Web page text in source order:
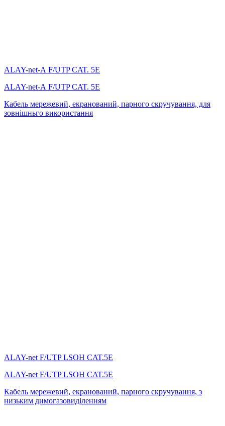
ALAY-net-А F/UTP CAT. 5E
ALAY-net-А F/UTP CAT. 5E
Кабель мережевий, екранований, парного скручування, для
зовнішньго використання
ALAY-net F/UTP LSOH CAT.5E
ALAY-net F/UTP LSOH CAT.5E
Кабель мережевий, екранований, парного скручування, з
низьким димогазовиділенням